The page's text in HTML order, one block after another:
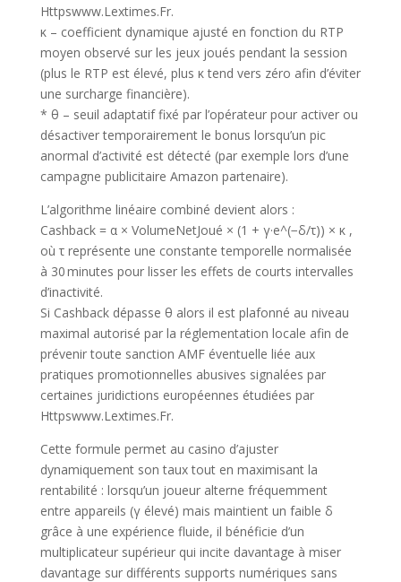
Httpswww.Lextimes.Fr.
κ – coefficient dynamique ajusté en fonction du RTP
moyen observé sur les jeux joués pendant la session
(plus le RTP est élevé, plus κ tend vers zéro afin d’éviter
une surcharge financière).
* θ – seuil adaptatif fixé par l’opérateur pour activer ou
désactiver temporairement le bonus lorsqu’un pic
anormal d’activité est détecté (par exemple lors d’une
campagne publicitaire Amazon partenaire).
L’algorithme linéaire combiné devient alors :
Cashback = α × VolumeNetJoué × (1 + γ·e^(−δ/τ)) × κ ,
où τ représente une constante temporelle normalisée
à 30 minutes pour lisser les effets de courts intervalles
d’inactivité.
Si Cashback dépasse θ alors il est plafonné au niveau
maximal autorisé par la réglementation locale afin de
prévenir toute sanction AMF éventuelle liée aux
pratiques promotionnelles abusives signalées par
certaines juridictions européennes étudiées par
Httpswww.Lextimes.Fr.
Cette formule permet au casino d’ajuster
dynamiquement son taux tout en maximisant la
rentabilité : lorsqu’un joueur alterne fréquemment
entre appareils (γ élevé) mais maintient un faible δ
grâce à une expérience fluide, il bénéficie d’un
multiplicateur supérieur qui incite davantage à miser
davantage sur différents supports numériques sans